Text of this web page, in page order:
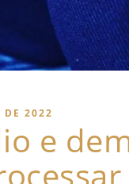
DE 2022
e